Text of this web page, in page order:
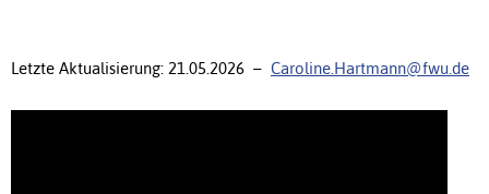
Letzte Aktualisierung: 21.05.2026 – Caroline.Hartmann@fwu.de